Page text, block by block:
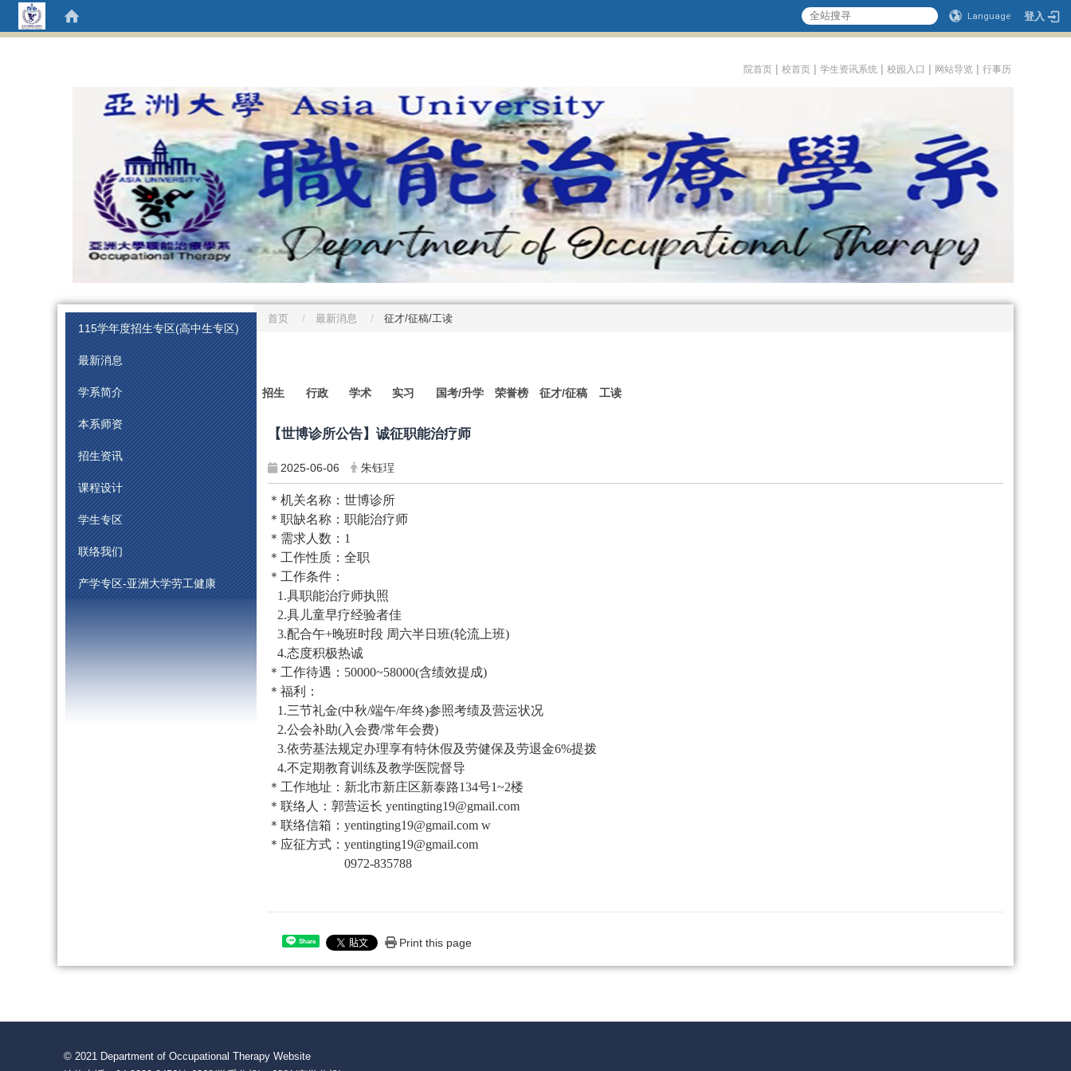
Language 登入
院首页 | 校首页 | 学生资讯系统 | 校园入口 | 网站导览 | 行事历
115学年度招生专区(高中生专区)
最新消息
学系简介
本系师资
招生资讯
课程设计
学生专区
联络我们
产学专区-亚洲大学劳工健康
首页 最新消息 征才/征稿/工读
:::
招生 行政 学术 实习 国考/升学 荣誉榜 征才/征稿 工读
【世博诊所公告】诚征职能治疗师
2025-06-06 朱钰珵
＊机关名称：世博诊所
＊职缺名称：职能治疗师
＊需求人数： 1
＊工作性质：全职
＊工作条件：
1.具职能治疗师执照
2.具儿童早疗经验者佳
3.配合午+晚班时段 周六半日班(轮流上班)
4.态度积极热诚
＊工作待遇： 50000~58000(含绩效提成)
＊福利：
1.三节礼金(中秋/端午/年终)参照考绩及营运状况
2.公会补助(入会费/常年会费)
3.依劳基法规定办理享有特休假及劳健保及劳退金6%提拨
4.不定期教育训练及教学医院督导
＊工作地址：新北市新庄区新泰路134号1~2楼
＊联络人：郭营运长 yentingting19@gmail.com
＊联络信箱： yentingting19@gmail.com w
＊应征方式： yentingting19@gmail.com
0972-835788
Share Print this page
© 2021 Department of Occupational Therapy Website